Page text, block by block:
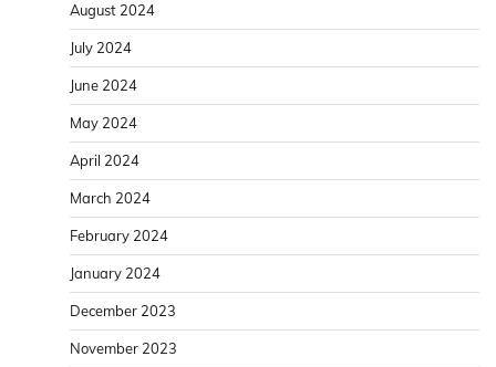
August 2024
July 2024
June 2024
May 2024
April 2024
March 2024
February 2024
January 2024
December 2023
November 2023